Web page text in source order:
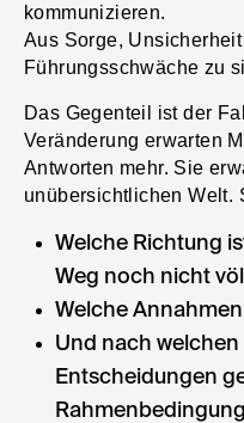
kommunizieren.
Aus Sorge,
Führungsschwäche zu
Das Gegenteil ist der
Veränderung erwarten
Antworten mehr. Sie
unübersichtlichen Welt.
Welche Richtung
Weg noch nicht
Welche
Und nach
Entscheidungen